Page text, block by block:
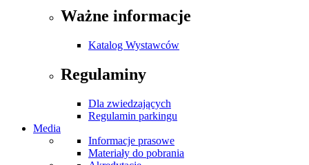
Ważne informacje
Katalog Wystawców
Regulaminy
Dla zwiedzających
Regulamin parkingu
Media
Informacje prasowe
Materiały do pobrania